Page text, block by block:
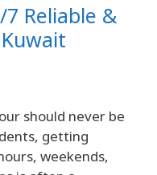
Reliable &
should never be
getting
weekends,